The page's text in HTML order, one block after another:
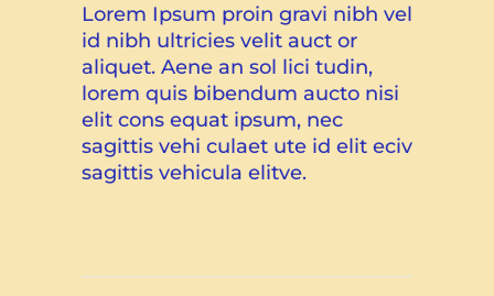
Lorem Ipsum proin gravi nibh vel
id nibh ultricies velit auct or
aliquet. Aene an sol lici tudin,
lorem quis bibendum aucto nisi
elit cons equat ipsum, nec
sagittis vehi culaet ute id elit eciv
sagittis vehicula elitve.